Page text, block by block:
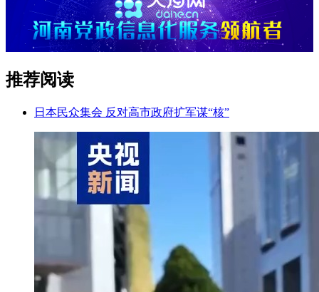
推荐阅读
日本民众集会 反对高市政府扩军谋“核”